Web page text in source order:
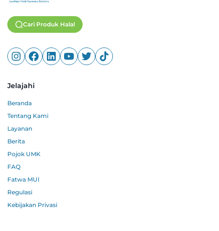
Cari Produk Halal
Jelajahi
Beranda
Tentang Kami
Layanan
Berita
Pojok UMK
FAQ
Fatwa MUI
Regulasi
Kebijakan Privasi